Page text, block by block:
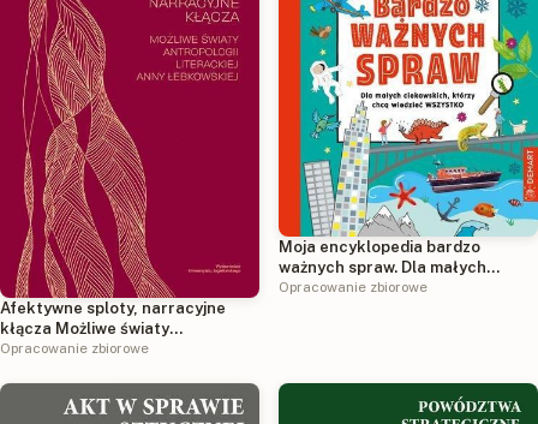
Afektywne sploty, narracyjne
kłącza Możliwe światy
antropologii literackiej Anny
Opracowanie zbiorowe
Moja encyklopedia bardzo
ważnych spraw. Dla małych
ciekawskich, którzy chcą
Opracowanie zbiorowe